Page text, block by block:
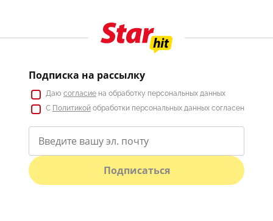
Подписка на рассылку
Даю согласие на обработку персональных данных
С Политикой обработки персональных данных согласен
Подписаться